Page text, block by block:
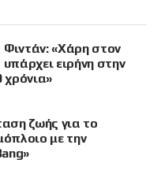
«Χάρη στον
ειρήνη στην
ζωής για το
με την